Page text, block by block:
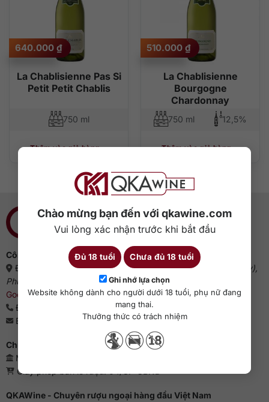
Chào mừng bạn đến với qkawine.com
Vui lòng xác nhận trước khi bắt đầu
Đủ 18 tuổi Chưa đủ 18 tuổi
Ghi nhớ lựa chọn
Website không dành cho người dưới 18 tuổi, phụ nữ đang
mang thai.
Thưởng thức có trách nhiệm
La Chablisienne Pas Si
Petit Petit Chablis
640.000 ₫
750 ml
Thêm vào giỏ hàng
La Chablisienne
Bourgogne
Chardonnay
510.000 ₫
750 ml 12,5%
Thêm vào giỏ hàng
Công ty cổ phần QKAWine
Địa chỉ:
Tầng 1, số 12A, lô TT02, KĐT HDMon (Hải Đăng City),
Phường Mỹ Đình 2, Quận Nam Từ Liêm, Thành phố Hà Nội
Google Maps )
Điện thoại:
0363 909 636
Email:
sales@qkawine.com
Chứng nhận kinh doanh
Mã số doanh nghiệp: 0110385539 - QKAWine JSC
Giấy phép bán lẻ rượu: 04/GP-UBND
QKAWine - Chuyên rượu ngoại hàng đầu Việt Nam